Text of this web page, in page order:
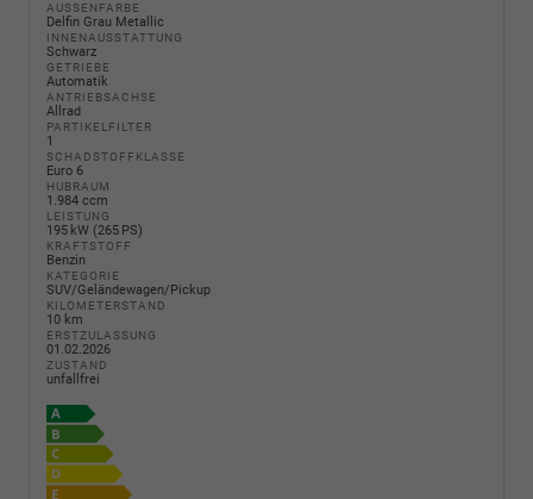
AUSSENFARBE
Delfin Grau Metallic
INNENAUSSTATTUNG
Schwarz
GETRIEBE
Automatik
ANTRIEBSACHSE
Allrad
PARTIKELFILTER
1
SCHADSTOFFKLASSE
Euro 6
HUBRAUM
1.984 ccm
LEISTUNG
195 kW (265 PS)
KRAFTSTOFF
Benzin
KATEGORIE
SUV/Geländewagen/Pickup
KILOMETERSTAND
10 km
ERSTZULASSUNG
01.02.2026
ZUSTAND
unfallfrei